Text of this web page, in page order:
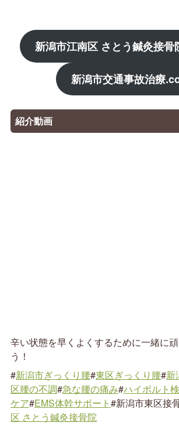
新潟市江南区 さとう鍼灸接
新潟市交通事故治療
紹介動画
辛い状態を早くよくするために一緒に
う！
#新潟市ぎっくり腰#東区ぎっくり腰#新
区腰の不調#急な腰の痛み#ハイボルト
ケア#EMS体幹サポート#新潟市東区接
区 さとう鍼灸接骨院